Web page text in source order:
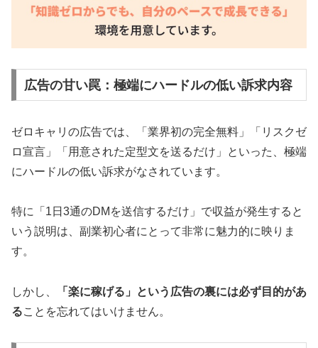
広告の甘い罠：極端にハードルの低い訴求内容
ゼロキャリの広告では、「業界初の完全無料」「リスクゼ
ロ宣言」「用意された定型文を送るだけ」といった、極端
にハードルの低い訴求がなされています。
特に「1日3通のDMを送信するだけ」で収益が発生すると
いう説明は、副業初心者にとって非常に魅力的に映りま
す。
しかし、
「楽に稼げる」という広告の裏には必ず目的があ
ることを忘れてはいけません。